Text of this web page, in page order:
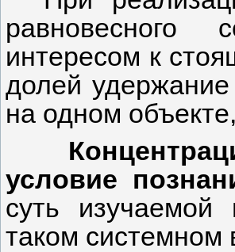
равновесного
интересом к
долей удержание
на одном
условие
суть
таком системном